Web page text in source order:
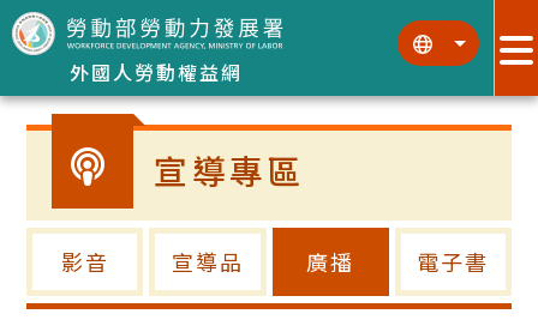
跳到主要內容區塊
外國人勞動權益網
::: :::
宣導專區
影音 宣導品 廣播 電子書